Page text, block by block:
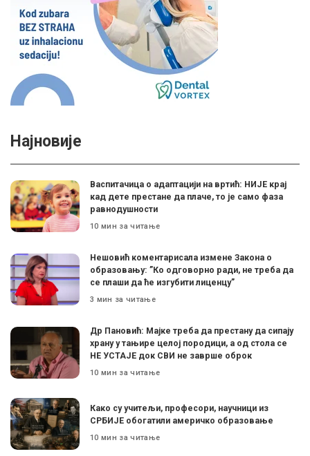
Најновије
Васпитачица о адаптацији на вртић: НИЈЕ крај
кад дете престане да плаче, то је само фаза
равнодушности
10 мин за читање
Нешовић коментарисала измене Закона о
образовању: ”Ко одговорно ради, не треба да
се плаши да ће изгубити лиценцу”
3 мин за читање
Др Пановић: Мајке треба да престану да сипају
храну у тањире целој породици, а од стола се
НЕ УСТАЈЕ док СВИ не заврше оброк
10 мин за читање
Како су учитељи, професори, научници из
СРБИЈЕ обогатили америчко образовање
10 мин за читање